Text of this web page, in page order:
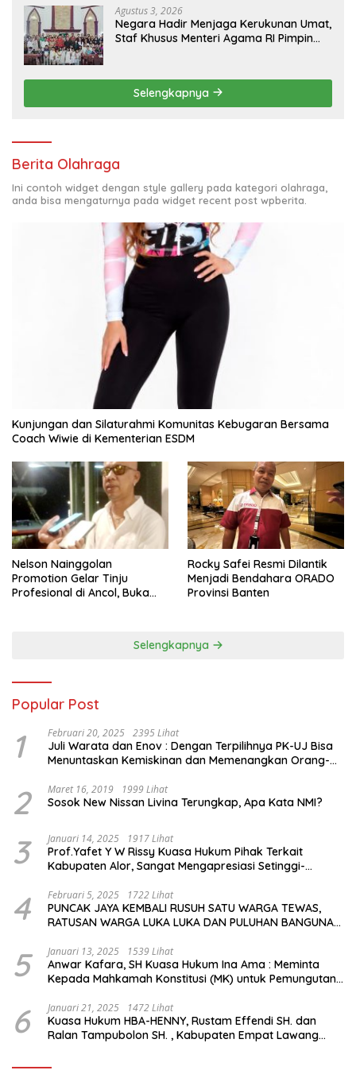
Terlibat Kasus Smart Village
Agustus 3, 2026
Negara Hadir Menjaga Kerukunan Umat,
Staf Khusus Menteri Agama RI Pimpin
Selengkapnya
Berita Olahraga
Ini contoh widget dengan style gallery pada kategori olahraga,
anda bisa mengaturnya pada widget recent post wpberita.
Kunjungan dan Silaturahmi Komunitas Kebugaran Bersama
Coach Wiwie di Kementerian ESDM
Nelson Nainggolan
Promotion Gelar Tinju
Profesional di Ancol, Buka
Rocky Safei Resmi Dilantik
Menjadi Bendahara ORADO
Provinsi Banten
Selengkapnya
Popular Post
1 Februari 20, 2025 2395 Lihat
Juli Warata dan Enov : Dengan Terpilihnya PK-UJ Bisa
Menuntaskan Kemiskinan dan Memenangkan Orang-
2 Maret 16, 2019 1999 Lihat
Sosok New Nissan Livina Terungkap, Apa Kata NMI?
3 Januari 14, 2025 1917 Lihat
Prof.Yafet Y W Rissy Kuasa Hukum Pihak Terkait
Kabupaten Alor, Sangat Mengapresiasi Setinggi-
dan Bapak Rey Mencabut Gugatannya ke MK
4 Februari 5, 2025 1722 Lihat
PUNCAK JAYA KEMBALI RUSUH SATU WARGA TEWAS,
RATUSAN WARGA LUKA LUKA DAN PULUHAN BANGUNAN
5 Januari 13, 2025 1539 Lihat
Anwar Kafara, SH Kuasa Hukum Ina Ama : Meminta
Kepada Mahkamah Konstitusi (MK) untuk Pemungutan
6 Januari 21, 2025 1472 Lihat
Kuasa Hukum HBA-HENNY, Rustam Effendi SH. dan
Ralan Tampubolon SH. , Kabupaten Empat Lawang